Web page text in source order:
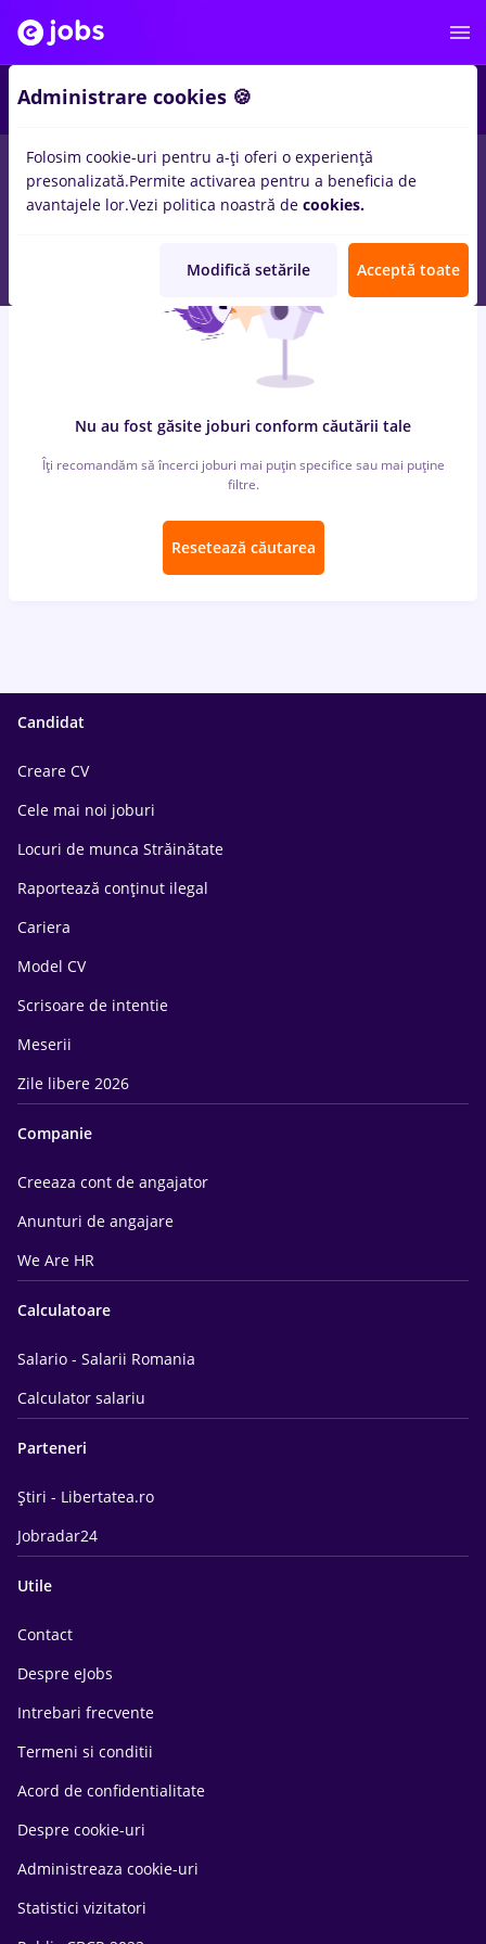
locuri de muncabucatar sefinTimisoarapentru
Medicina / Sanatate
Nu au fost găsite joburi conform căutării tale
Îți recomandăm să încerci joburi mai puțin specifice sau mai puține
filtre.
Resetează căutarea
Candidat
Creare CV
Cele mai noi joburi
Locuri de munca Străinătate
Raportează conținut ilegal
Cariera
Model CV
Scrisoare de intentie
Meserii
Zile libere 2026
Companie
Creeaza cont de angajator
Anunturi de angajare
We Are HR
Calculatoare
Salario - Salarii Romania
Calculator salariu
Parteneri
Știri - Libertatea.ro
Jobradar24
Utile
Contact
Despre eJobs
Intrebari frecvente
Termeni si conditii
Acord de confidentialitate
Despre cookie-uri
Administreaza cookie-uri
Statistici vizitatori
Administrare cookies 🍪
Folosim cookie-uri pentru a-ți oferi o experiență
presonalizată.Permite activarea pentru a beneficia de
avantajele lor.Vezi politica noastră de cookies.
Modifică setările Acceptă toate